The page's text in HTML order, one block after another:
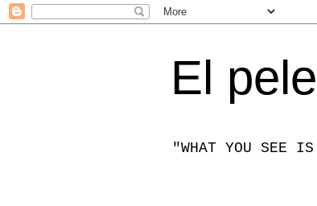
El
"WHAT YOU SEE